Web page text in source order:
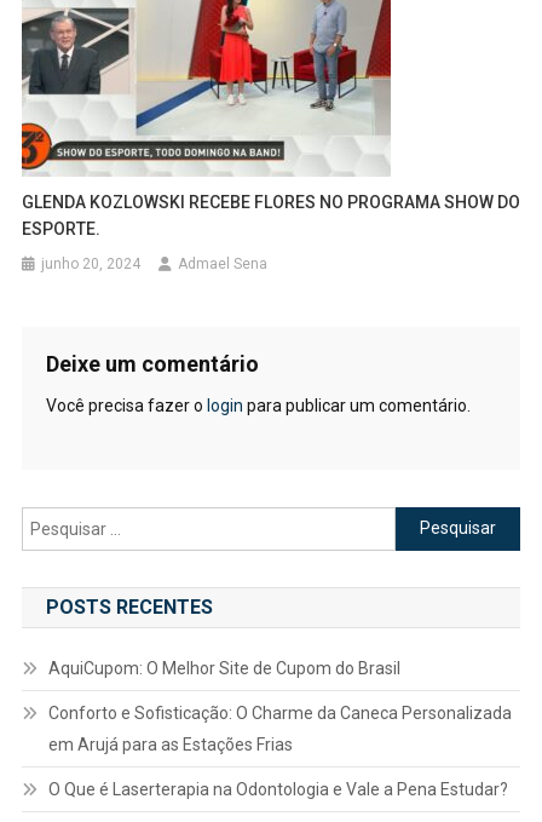
GLENDA KOZLOWSKI RECEBE FLORES NO PROGRAMA SHOW DO
ESPORTE.
junho 20, 2024 Admael Sena
Deixe um comentário
Você precisa fazer o login para publicar um comentário.
Pesquisar
por:
POSTS RECENTES
AquiCupom: O Melhor Site de Cupom do Brasil
Conforto e Sofisticação: O Charme da Caneca Personalizada
em Arujá para as Estações Frias
O Que é Laserterapia na Odontologia e Vale a Pena Estudar?